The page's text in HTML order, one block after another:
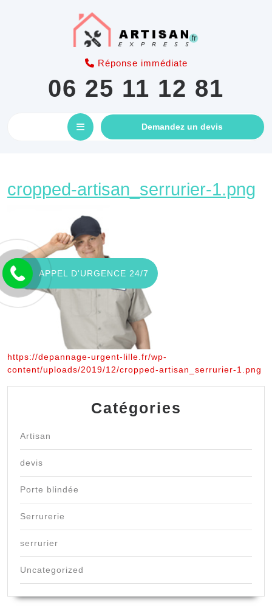
Réponse immédiate
06 25 11 12 81
Open
Demandez un devis
AN
cropped-artisan_serrurier-1.png
https://depannage-urgent-lille.fr/wp-
content/uploads/2019/12/cropped-artisan_serrurier-1.png
Catégories
Artisan
devis
Porte blindée
Serrurerie
serrurier
Uncategorized
APPEL D'URGENCE 24/7